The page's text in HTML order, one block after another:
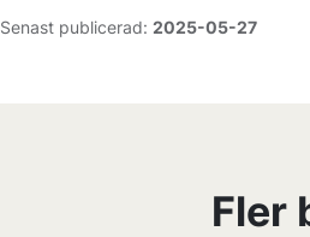
Senast publicerad: 2025-05-27
Fler